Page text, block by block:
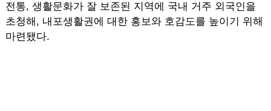
전통, 생활문화가 잘 보존된 지역에 국내 거주 외국인을
초청해, 내포생활권에 대한 홍보와 호감도를 높이기 위해
마련됐다.